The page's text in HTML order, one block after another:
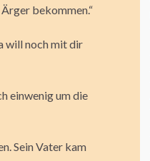
bekommen.“
will noch mit dir
einwenig um die
Sein Vater kam